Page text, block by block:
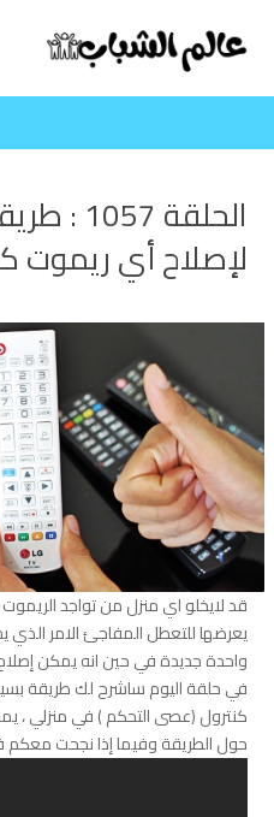
الحلقة
لإصلاح أي ريموت
قد لايخلو اي منزل من تواجد
يعرضها للتعطل المفاجئ الامر الذي
واحدة جديدة في حين انه يمكن
في حلقة اليوم ساشرح لك طريقة
كنترول (عصى التحكم ) في منزلي ،
حول الطريقة وفيما إذا نجحت